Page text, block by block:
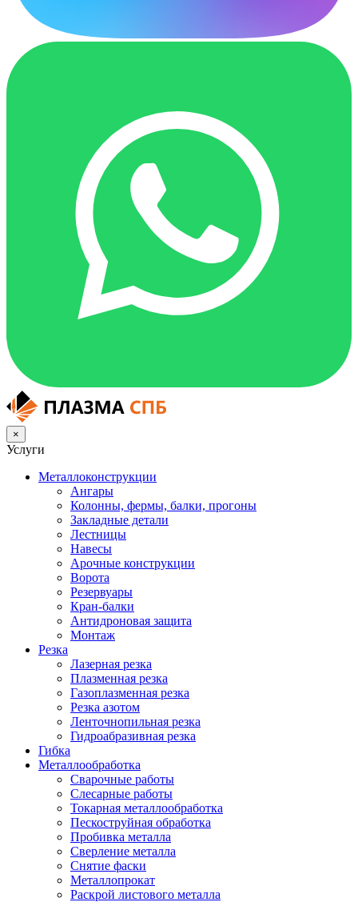
×
Услуги
Металлоконструкции
Ангары
Колонны, фермы, балки, прогоны
Закладные детали
Лестницы
Навесы
Арочные конструкции
Ворота
Резервуары
Кран-балки
Антидроновая защита
Монтаж
Резка
Лазерная резка
Плазменная резка
Газоплазменная резка
Резка азотом
Ленточнопильная резка
Гидроабразивная резка
Гибка
Металлообработка
Сварочные работы
Слесарные работы
Токарная металлообработка
Пескоструйная обработка
Пробивка металла
Сверление металла
Снятие фаски
Металлопрокат
Раскрой листового металла